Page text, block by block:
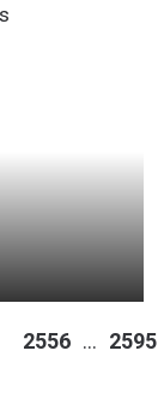
2556 ... 2595